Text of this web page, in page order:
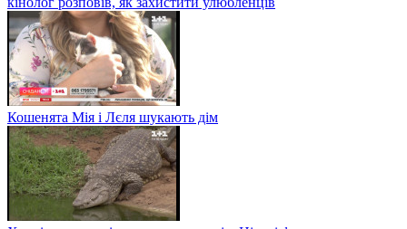
Кошенята Мія і Лєля шукають дім